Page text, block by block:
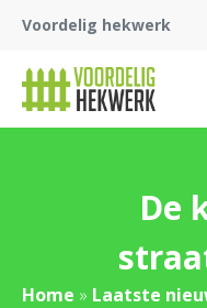
Voordelig hekwerk
De
Home » Laatste